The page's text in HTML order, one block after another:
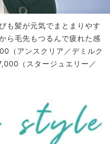
も髪が元気でまとまりやす
ら毛先もつるんで疲れた感
（アンスクリア／デミルク
（スタージュエリー／